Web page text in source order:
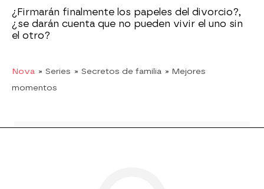
¿Firmarán finalmente los papeles del divorcio?,
¿se darán cuenta que no pueden vivir el uno sin
el otro?
Nova » Series » Secretos de familia » Mejores
momentos